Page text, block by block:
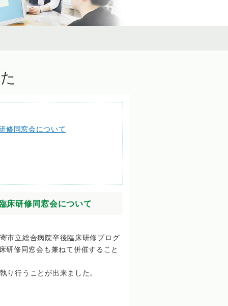
修同窓会について
床研修同窓会について
市立総合病院卒後臨床研修プログ
研修同窓会も兼ねて併催すること
行うことが出来ました。